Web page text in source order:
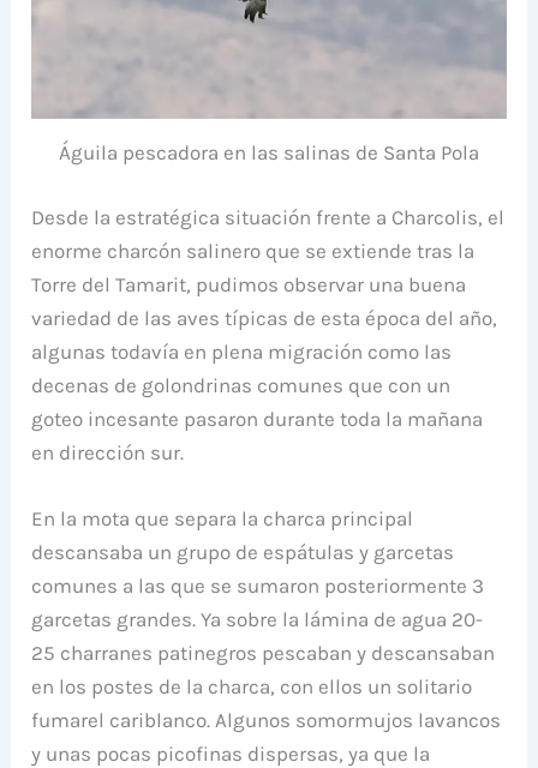
Águila pescadora en las salinas de Santa Pola
Desde la estratégica situación frente a Charcolis, el
enorme charcón salinero que se extiende tras la
Torre del Tamarit, pudimos observar una buena
variedad de las aves típicas de esta época del año,
algunas todavía en plena migración como las
decenas de golondrinas comunes que con un
goteo incesante pasaron durante toda la mañana
en dirección sur.
En la mota que separa la charca principal
descansaba un grupo de espátulas y garcetas
comunes a las que se sumaron posteriormente 3
garcetas grandes. Ya sobre la lámina de agua 20-
25 charranes patinegros pescaban y descansaban
en los postes de la charca, con ellos un solitario
fumarel cariblanco. Algunos somormujos lavancos
y unas pocas picofinas dispersas, ya que la